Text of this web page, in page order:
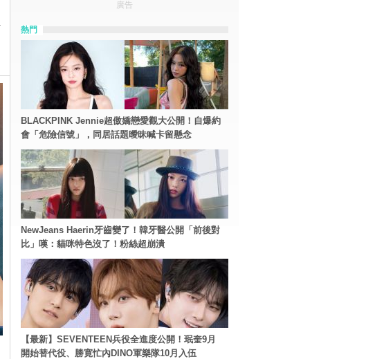
廣告
熱門
BLACKPINK Jennie超傲嬌戀愛觀大公開！自爆約
會「危險信號」，同居話題曖昧喊卡留懸念
NewJeans Haerin牙齒變了！韓牙醫公開「前後對
比」嘆：貓咪特色沒了！粉絲超崩潰
【最新】SEVENTEEN兵役全進度公開！珉奎9月
開始替代役、勝寛忙內DINO軍樂隊10月入伍